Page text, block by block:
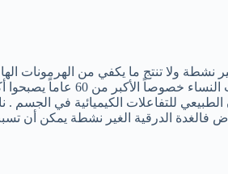
نشطة ولا تنتج ما يكفي من الهرمونات
خمول الغدة الدرقية وطرق علاجها
الطبيعي للتفاعلات الكيميائية في
فالغدة الدرقية الغير نشطة يمكن أن